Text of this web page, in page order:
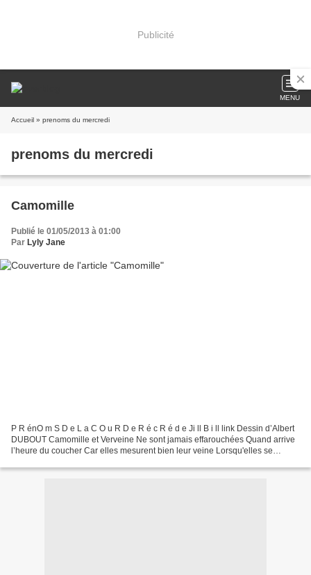
Publicité
MENU
Accueil » prenoms du mercredi
prenoms du mercredi
Camomille
Publié le 01/05/2013 à 01:00
Par Lyly Jane
P R énO m S D e L a C O u R D e R é c R é d e Ji ll B i ll link Dessin d’Albert
DUBOUT Camomille et Verveine Ne sont jamais effarouchées Quand arrive
l’heure du coucher Car elles mesurent bien leur veine Lorsqu'elles se